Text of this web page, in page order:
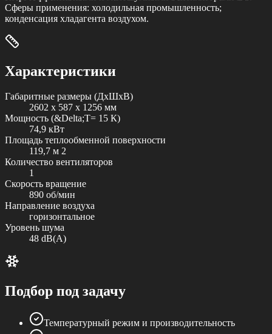
Cферы применения: холодильная промышленность;
конденсация хладагента воздухом.
Характеристики
Габаритные размеры (ДxШxВ)
2602 x 587 x 1256 мм
Мощность (&Delta;Т= 15 К)
74,9 кВт
Площадь теплообменной поверхности
119,7 м 2
Количество вентиляторов
1
Скорость вращение
890 об/мин
Направление воздуха
горизонтальное
Уровень шума
48 dB(A)
Подбор под задачу
Температурный режим и производительность